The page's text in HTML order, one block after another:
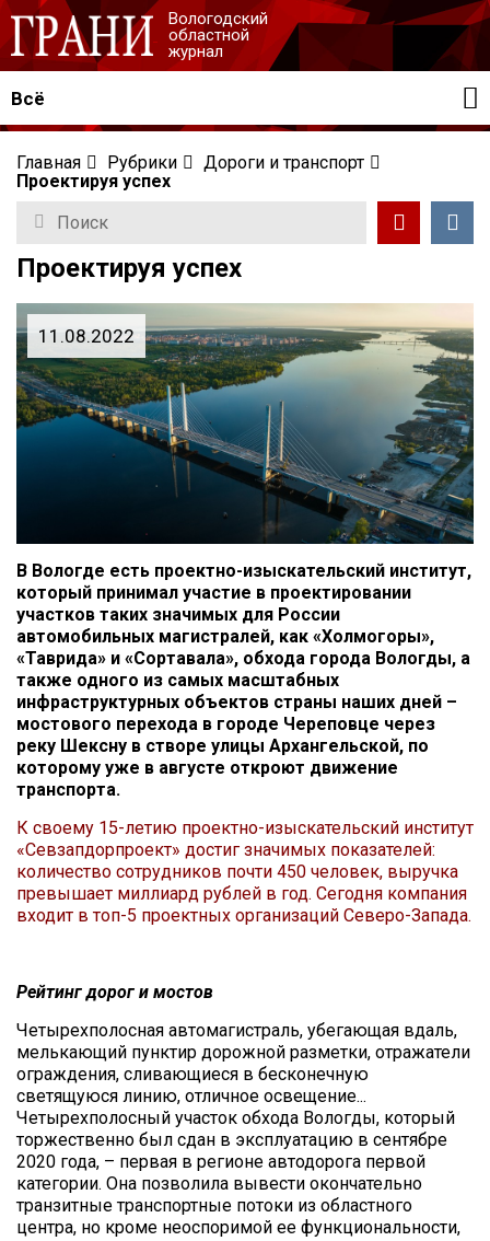
Вологодский
областной
журнал
Всё
Главная Рубрики
Дороги и транспорт
Проектируя успех
Проектируя успех
11.08.2022
В Вологде есть проектно-изыскательский институт,
который принимал участие в проектировании
участков таких значимых для России
автомобильных магистралей, как «Холмогоры»,
«Таврида» и «Сортавала», обхода города Вологды, а
также одного из самых масштабных
инфраструктурных объектов страны наших дней –
мостового перехода в городе Череповце через
реку Шексну в створе улицы Архангельской, по
которому уже в августе откроют движение
транспорта.
К своему 15-летию проектно-изыскательский институт
«Севзапдорпроект» достиг значимых показателей:
количество сотрудников почти 450 человек, выручка
превышает миллиард рублей в год. Сегодня компания
входит в топ-5 проектных организаций Северо-Запада.
Рейтинг дорог и мостов
Четырехполосная автомагистраль, убегающая вдаль,
мелькающий пунктир дорожной разметки, отражатели
ограждения, сливающиеся в бесконечную
светящуюся линию, отличное освещение...
Четырехполосный участок обхода Вологды, который
торжественно был сдан в эксплуатацию в сентябре
2020 года, – первая в регионе автодорога первой
категории. Она позволила вывести окончательно
транзитные транспортные потоки из областного
центра, но кроме неоспоримой ее функциональности,